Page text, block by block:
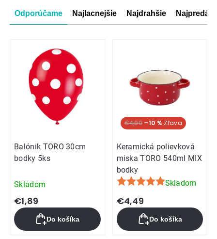
Radenie
produktov
Odporúčame Najlacnejšie Najdrahšie
Balónik TORO 30cm
bodky 5ks
Skladom
€1,89
Do košíka
€4,99 –10 %
Keramická polievková
miska TORO 540ml MIX
bodky
Priemerné
hodnotenie
produktu
je
5,0
Skladom
€4,49
Do košíka